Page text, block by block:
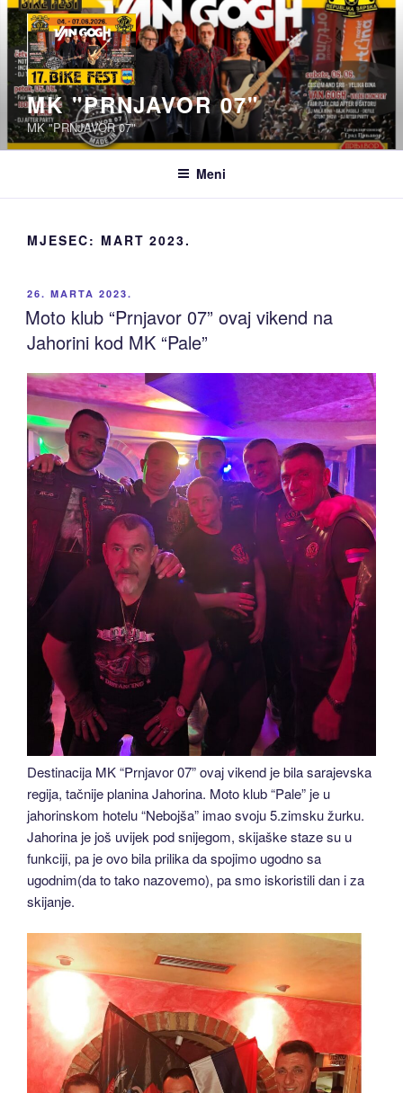
Idi
na
sadržaj
MK "PRNJAVOR 07"
MK "PRNJAVOR 07"
Meni
MJESEC: MART 2023.
OBJAVLJENO
26. MARTA 2023.
Moto klub “Prnjavor 07” ovaj vikend na
Jahorini kod MK “Pale”
Destinacija MK “Prnjavor 07” ovaj vikend je bila sarajevska
regija, tačnije planina Jahorina. Moto klub “Pale” je u
jahorinskom hotelu “Nebojša” imao svoju 5.zimsku žurku.
Jahorina je još uvijek pod snijegom, skijaške staze su u
funkciji, pa je ovo bila prilika da spojimo ugodno sa
ugodnim(da to tako nazovemo), pa smo iskoristili dan i za
skijanje.